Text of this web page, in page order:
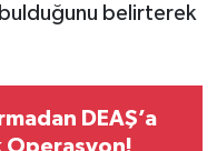
bulduğunu belirterek
DEAŞ’a